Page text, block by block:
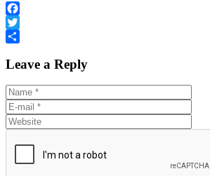
Facebook
Twitter
Leave a Reply